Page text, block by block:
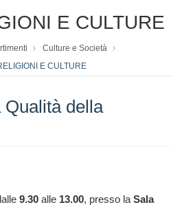
E CULTURE
Culture e Società
E CULTURE
della
9.30 alle 13.00, presso laSala